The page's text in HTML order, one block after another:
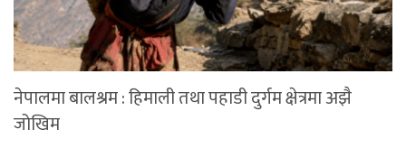
नेपालमा बालश्रम : हिमाली तथा पहाडी दुर्गम क्षेत्रमा अझै
जोखिम